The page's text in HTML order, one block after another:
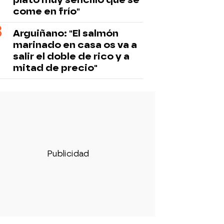
come en frío"
Arguiñano: "El salmón
marinado en casa os va a
salir el doble de rico y a
mitad de precio"